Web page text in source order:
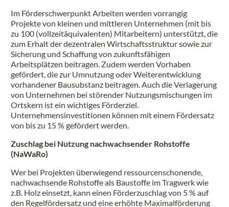
Im Förderschwerpunkt Arbeiten werden vorrangig
Projekte von kleinen und mittleren Unternehmen (mit bis
zu 100 (vollzeitäquivalenten) Mitarbeitern) unterstützt, die
zum Erhalt der dezentralen Wirtschaftsstruktur sowie zur
Sicherung und Schaffung von zukunftsfähigen
Arbeitsplätzen beitragen. Zudem werden Vorhaben
gefördert, die zur Umnutzung oder Weiterentwicklung
vorhandener Bausubstanz beitragen. Auch die Verlagerung
von Unternehmen bei störender Nutzungsmischungen im
Ortskern ist ein wichtiges Förderziel.
Unternehmensinvestitionen können mit einem Fördersatz
von bis zu 15 % gefördert werden.
Zuschlag bei Nutzung nachwachsender Rohstoffe
(NaWaRo)
Wer bei Projekten überwiegend ressourcenschonende,
nachwachsende Rohstoffe als Baustoffe im Tragwerk wie
z.B. Holz einsetzt, kann einen Förderzuschlag von 5 % auf
den Regelfördersatz und eine erhöhte Maximalförderung